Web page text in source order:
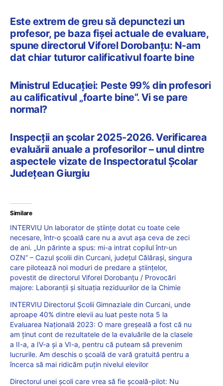
Este extrem de greu să depunctezi un
profesor, pe baza fișei actuale de evaluare,
spune directorul Viforel Dorobanțu: N-am
dat chiar tuturor calificativul foarte bine
Ministrul Educației: Peste 99% din profesori
au calificativul „foarte bine”. Vi se pare
normal?
Inspecții an școlar 2025-2026. Verificarea
evaluării anuale a profesorilor – unul dintre
aspectele vizate de Inspectoratul Școlar
Județean Giurgiu
Similare
INTERVIU Un laborator de științe dotat cu toate cele
necesare, într-o școală care nu a avut așa ceva de zeci
de ani. „Un părinte a spus: mi-a intrat copilul într-un
OZN” – Cazul școlii din Curcani, județul Călărași, singura
care pilotează noi moduri de predare a științelor,
povestit de directorul Viforel Dorobanțu / Provocări
majore: Laboranții și situația reziduurilor de la Chimie
INTERVIU Directorul Școlii Gimnaziale din Curcani, unde
aproape 40% dintre elevii au luat peste nota 5 la
Evaluarea Națională 2023: O mare greșeală a fost că nu
am ținut cont de rezultatele de la evaluările de la clasele
a II-a, a IV-a și a VI-a, pentru că puteam să prevenim
lucrurile. Am deschis o școală de vară gratuită pentru a
încerca să mai ridicăm puțin nivelul elevilor
Directorul unei școli care vrea să fie școală-pilot: Nu